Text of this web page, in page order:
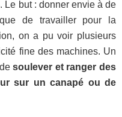
. Le but : donner envie à de
de travailler pour la
on a pu voir plusieurs
fine des machines. Un
desoulever et ranger des
sur un canapé ou de